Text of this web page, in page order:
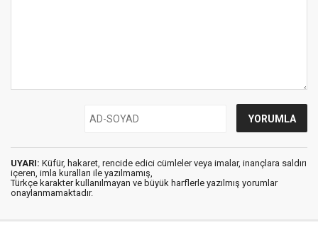
UYARI: Küfür, hakaret, rencide edici cümleler veya imalar, inançlara saldırı
içeren, imla kuralları ile yazılmamış,
Türkçe karakter kullanılmayan ve büyük harflerle yazılmış yorumlar
onaylanmamaktadır.